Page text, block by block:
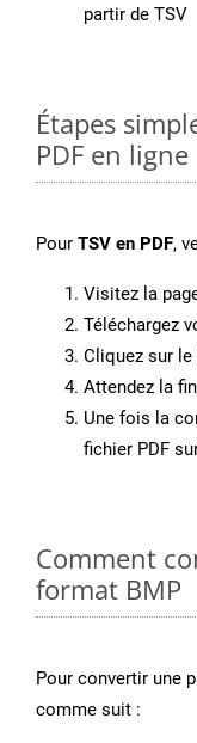
partir de TSV
Étapes
PDF en ligne
Pour TSV en PDF,
Visitez la
Téléchargez
Cliquez sur
Attendez la
Une fois la
fichier PDF
Comment
format BMP
Pour convertir une
comme suit :